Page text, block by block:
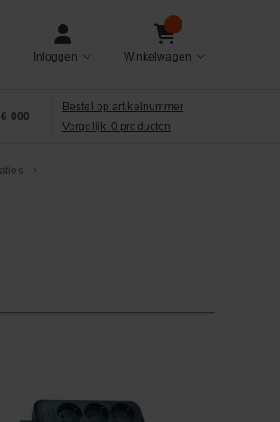
Inloggen Winkelwagen
000
Bestel op artikelnummer
Vergelijk: 0 producten